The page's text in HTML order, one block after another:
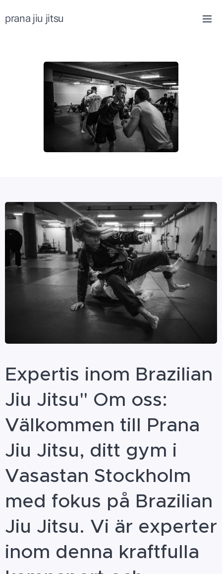
prana jiu jitsu
Expertis inom Brazilian
Jiu Jitsu" Om oss:
Välkommen till Prana
Jiu Jitsu, ditt gym i
Vasastan Stockholm
med fokus på Brazilian
Jiu Jitsu. Vi är experter
inom denna kraftfulla